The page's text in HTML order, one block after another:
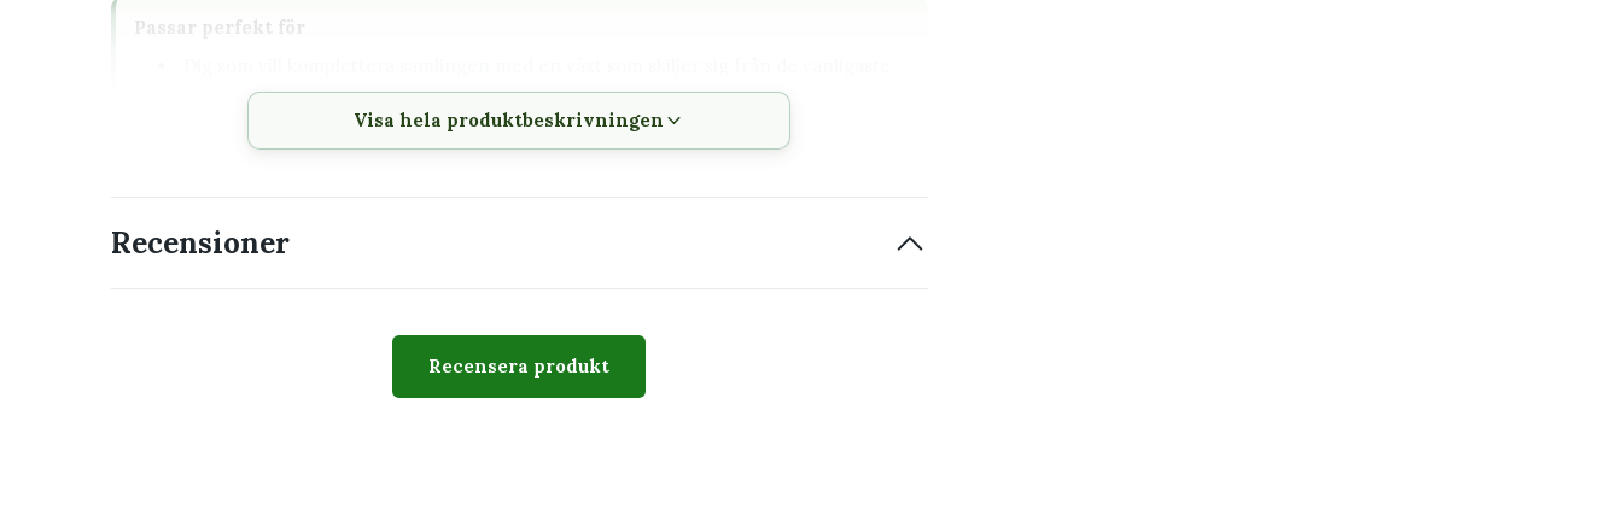
Passar perfekt för
krukväxterna
En placering där växtens behov av ljus och vattning kan följas
Utseende
varierar naturligt mellan exemplar. Bilden visar växtens typiska karaktär, men storlek, antal
Visa hela produktbeskrivningen
Recensioner
Recensera produkt